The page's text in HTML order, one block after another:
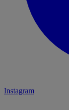
Instagram